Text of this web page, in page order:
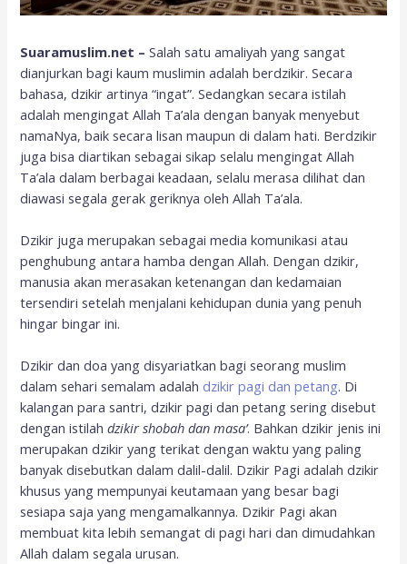
Suaramuslim.net –Salah satu amaliyah yang sangat
dianjurkan bagi kaum muslimin adalah berdzikir. Secara
bahasa, dzikir artinya “ingat”. Sedangkan secara istilah
adalah mengingat Allah Ta’ala dengan banyak menyebut
namaNya, baik secara lisan maupun di dalam hati. Berdzikir
juga bisa diartikan sebagai sikap selalu mengingat Allah
Ta’ala dalam berbagai keadaan, selalu merasa dilihat dan
diawasi segala gerak geriknya oleh Allah Ta’ala.
Dzikir juga merupakan sebagai media komunikasi atau
penghubung antara hamba dengan Allah. Dengan dzikir,
manusia akan merasakan ketenangan dan kedamaian
tersendiri setelah menjalani kehidupan dunia yang penuh
hingar bingar ini.
Dzikir dan doa yang disyariatkan bagi seorang muslim
dalam sehari semalam adalah dzikir pagi dan petang. Di
kalangan para santri, dzikir pagi dan petang sering disebut
dengan istilahdzikir shobah dan masa’. Bahkan dzikir jenis ini
merupakan dzikir yang terikat dengan waktu yang paling
banyak disebutkan dalam dalil-dalil. Dzikir Pagi adalah dzikir
khusus yang mempunyai keutamaan yang besar bagi
sesiapa saja yang mengamalkannya. Dzikir Pagi akan
membuat kita lebih semangat di pagi hari dan dimudahkan
Allah dalam segala urusan.